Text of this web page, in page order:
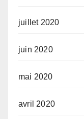
juillet 2020
juin 2020
mai 2020
avril 2020